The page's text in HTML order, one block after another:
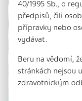
40/1995 Sb., o
předpisů, čili
přípravky nebo
vydávat.
Beru na vědomí,
stránkách nejsou
zdravotnickým